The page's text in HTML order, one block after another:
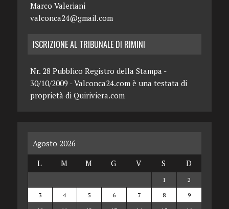
Marco Valeriani
valconca24@gmail.com
ISCRIZIONE AL TRIBUNALE DI RIMINI
Nr. 28 Pubblico Registro della Stampa -
30/10/2009 - Valconca24.com è una testata di
proprietà di Quiriviera.com
Agosto 2026
L
M M G V S D
1
2
3
4 5 6 7 8
9